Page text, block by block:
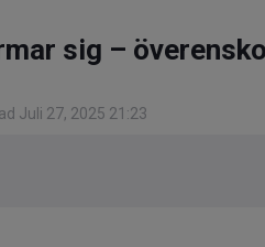
sig –
Juli 27, 2025 21:23